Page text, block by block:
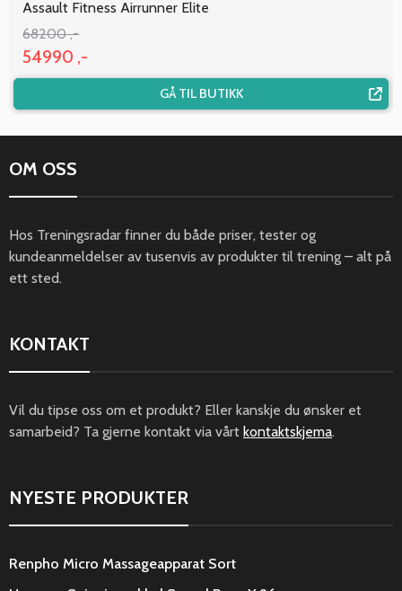
Assault Fitness Airrunner Elite
68200 ,-
54990 ,-
GÅ TIL BUTIKK
OM OSS
Hos Treningsradar finner du både priser, tester og
kundeanmeldelser av tusenvis av produkter til trening – alt på
ett sted.
KONTAKT
Vil du tipse oss om et produkt? Eller kanskje du ønsker et
samarbeid? Ta gjerne kontakt via vårt kontaktskjema.
NYESTE PRODUKTER
Renpho Micro Massageapparat Sort